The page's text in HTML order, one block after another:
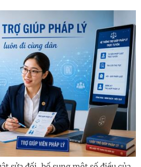
Ngãi